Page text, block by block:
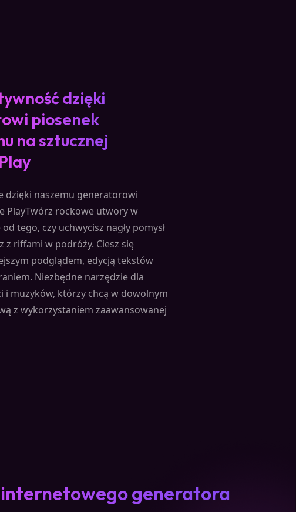
dzięki
piosenek
na sztucznej
dzięki naszemu generatorowi
PlayTwórz rockowe utwory w
tego, czy uchwycisz nagły pomysł
z riffami w podróży. Ciesz się
podglądem, edycją tekstów
Niezbędne narzędzie dla
i muzyków, którzy chcą w dowolnym
z wykorzystaniem zaawansowanej
generatora